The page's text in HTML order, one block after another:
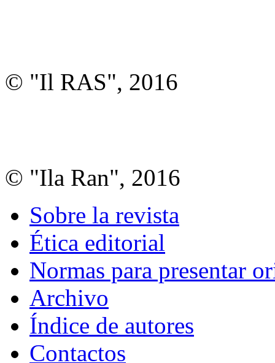
© "Il RAS", 2016
© "Ila Ran", 2016
Sobre la revista
Ética editorial
Normas para presentar
Archivo
Índice de autores
Contactos